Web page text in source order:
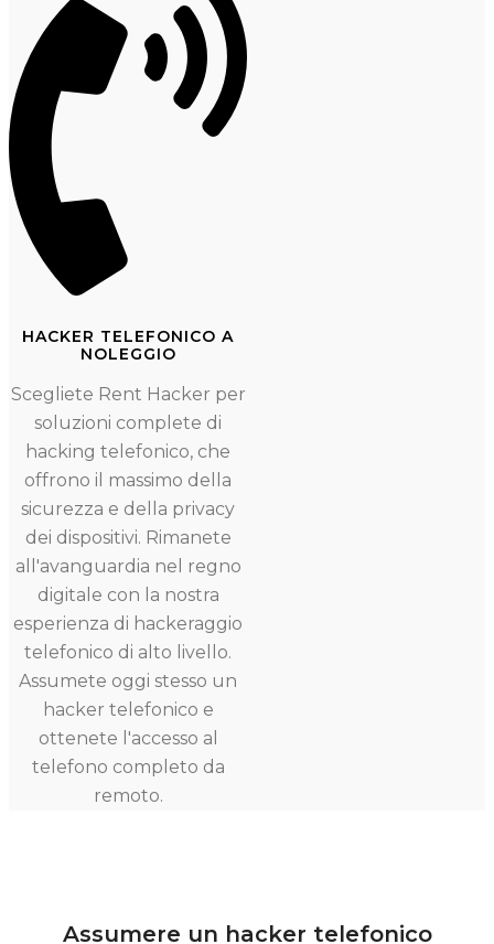
HACKER TELEFONICO A
NOLEGGIO
Scegliete Rent Hacker per
soluzioni complete di
hacking telefonico, che
offrono il massimo della
sicurezza e della privacy
dei dispositivi. Rimanete
all'avanguardia nel regno
digitale con la nostra
esperienza di hackeraggio
telefonico di alto livello.
Assumete oggi stesso un
hacker telefonico e
ottenete l'accesso al
telefono completo da
remoto.
Assumere un hacker telefonico